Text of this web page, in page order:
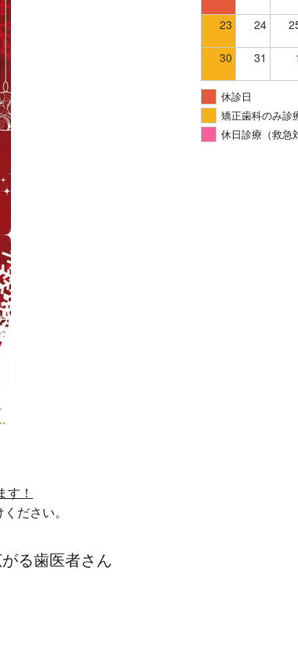
す！
ださい。
る歯医者さん
23 24
30 31 1
休診日
矯正歯科のみ診
休日診療（救急